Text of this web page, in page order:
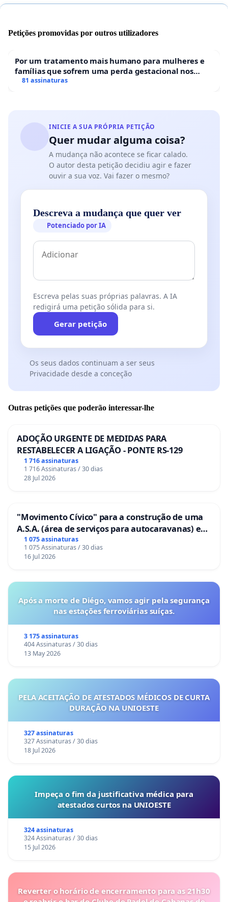
Petições promovidas por outros utilizadores
Por um tratamento mais humano para mulheres e
famílias que sofrem uma perda gestacional nos
hospitais portugueses
81 assinaturas
INICIE A SUA PRÓPRIA PETIÇÃO
Quer mudar alguma coisa?
A mudança não acontece se ficar calado.
O autor desta petição decidiu agir e fazer
ouvir a sua voz. Vai fazer o mesmo?
Descreva a mudança que quer ver
Potenciado por IA
Escreva pelas suas próprias palavras. A IA
redigirá uma petição sólida para si.
Gerar petição
Os seus dados continuam a ser seus
Privacidade desde a conceção
Outras petições que poderão interessar-lhe
ADOÇÃO URGENTE DE MEDIDAS PARA
RESTABELECER A LIGAÇÃO - PONTE RS-129
1 716 assinaturas
1 716 Assinaturas / 30 dias
28 Jul 2026
"Movimento Cívico" para a construção de uma
A.S.A. (área de serviços para autocaravanas) em
Coimbra
1 075 assinaturas
1 075 Assinaturas / 30 dias
16 Jul 2026
Após a morte de Diégo, vamos agir pela segurança
nas estações ferroviárias suíças.
3 175 assinaturas
404 Assinaturas / 30 dias
13 May 2026
PELA ACEITAÇÃO DE ATESTADOS MÉDICOS DE CURTA
DURAÇÃO NA UNIOESTE
327 assinaturas
327 Assinaturas / 30 dias
18 Jul 2026
Impeça o fim da justificativa médica para
atestados curtos na UNIOESTE
324 assinaturas
324 Assinaturas / 30 dias
15 Jul 2026
Reverter o horário de encerramento para as 21h30